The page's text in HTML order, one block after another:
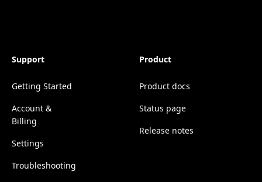
Support
Getting Started
Account &
Billing
Settings
Troubleshooting
Product
Product docs
Status page
Release notes